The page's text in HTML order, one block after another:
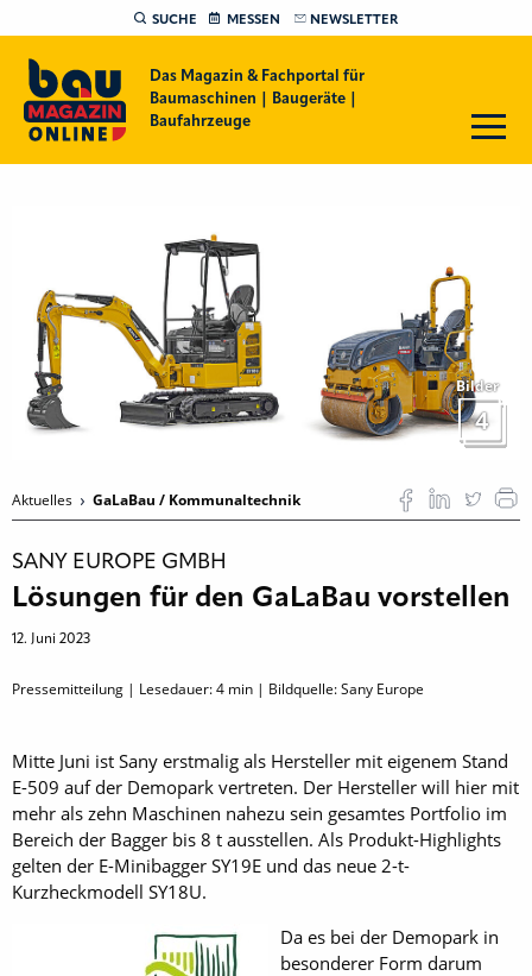
SUCHE MESSEN NEWSLETTER
Das Magazin & Fachportal für
Baumaschinen | Baugeräte |
Baufahrzeuge
Bilder
4
Aktuelles GaLaBau / Kommunaltechnik
SANY EUROPE GMBH
Lösungen für den GaLaBau vorstellen
12. Juni 2023
Pressemitteilung | Lesedauer:4 min | Bildquelle: Sany Europe
Mitte Juni ist Sany erstmalig als Hersteller mit eigenem Stand
E-509 auf der Demopark vertreten. Der Hersteller will hier mit
mehr als zehn Maschinen nahezu sein gesamtes Portfolio im
Bereich der Bagger bis 8 t ausstellen. Als Produkt-Highlights
gelten der E-Minibagger SY19E und das neue 2-t-
Kurzheckmodell SY18U.
Da es bei der Demopark in
besonderer Form darum